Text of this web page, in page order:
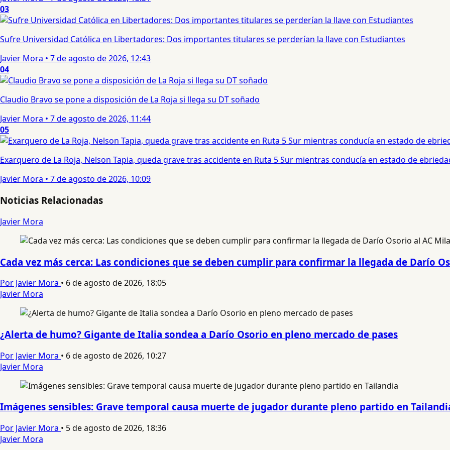
03
Sufre Universidad Católica en Libertadores: Dos importantes titulares se perderían la llave con Estudiantes
Javier Mora • 7 de agosto de 2026, 12:43
04
Claudio Bravo se pone a disposición de La Roja si llega su DT soñado
Javier Mora • 7 de agosto de 2026, 11:44
05
Exarquero de La Roja, Nelson Tapia, queda grave tras accidente en Ruta 5 Sur mientras conducía en estado de
Javier Mora • 7 de agosto de 2026, 10:09
Noticias Relacionadas
Javier Mora
Cada vez más cerca: Las condiciones que se deben cumplir para confirmar la llegada de Darío
Por Javier Mora • 6 de agosto de 2026, 18:05
Javier Mora
¿Alerta de humo? Gigante de Italia sondea a Darío Osorio en pleno mercado de pases
Por Javier Mora • 6 de agosto de 2026, 10:27
Javier Mora
Imágenes sensibles: Grave temporal causa muerte de jugador durante pleno partido en
Por Javier Mora • 5 de agosto de 2026, 18:36
Javier Mora